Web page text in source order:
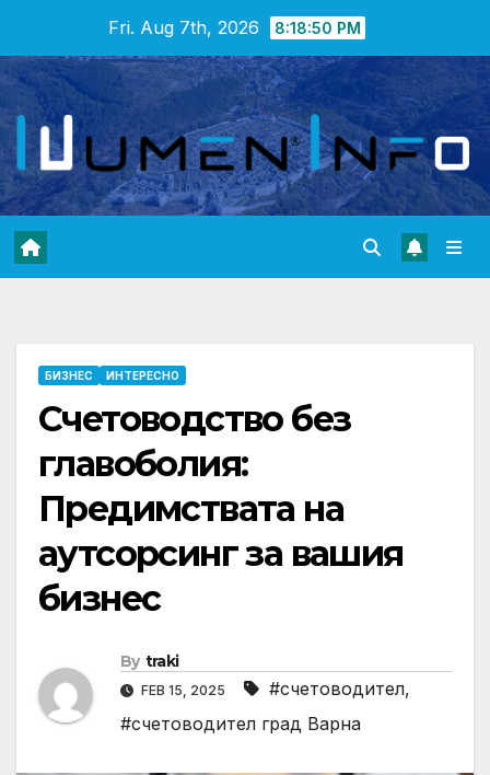
content
Fri. Aug 7th, 2026 8:18:52 PM
БИЗНЕС ИНТЕРЕСНО
Счетоводство без
главоболия:
Предимствата на
аутсорсинг за вашия
бизнес
By traki
FEB 15, 2025 #счетоводител,
#счетоводител град Варна